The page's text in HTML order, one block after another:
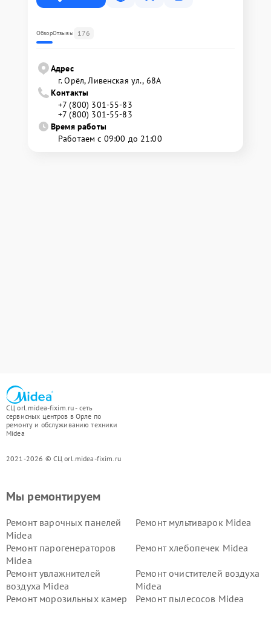
ОбзорОтзывы 176
Адрес
г. Орёл, Ливенская ул., 68А
Контакты
+7 (800) 301-55-83
+7 (800) 301-55-83
Время работы
Работаем с 09:00 до 21:00
СЦ orl.midea-fixim.ru - сеть
сервисных центров в Орле по
ремонту и обслуживанию техники
Midea
2021-2026 © СЦ orl.midea-fixim.ru
Мы ремонтируем
Ремонт варочных панелей
Midea
Ремонт мультиварок Midea
Ремонт парогенераторов
Midea
Ремонт хлебопечек Midea
Ремонт увлажнителей
воздуха Midea
Ремонт очистителей воздуха
Midea
Ремонт морозильных камер
Ремонт пылесосов Midea